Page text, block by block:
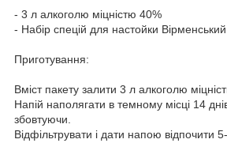
- 3 л алкоголю міцністю 40%
- Набір спецій для настойки
Приготування:
Вміст пакету залити 3 л алкоголю
Напій наполягати в темному місці 14
збовтуючи.
Відфільтрувати і дати напою відпочити